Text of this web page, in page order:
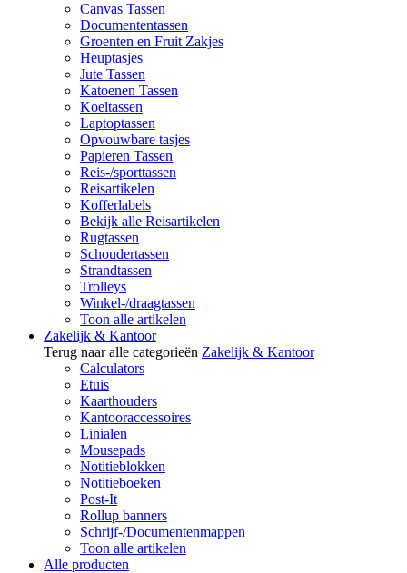
Canvas Tassen
Documententassen
Groenten en Fruit Zakjes
Heuptasjes
Jute Tassen
Katoenen Tassen
Koeltassen
Laptoptassen
Opvouwbare tasjes
Papieren Tassen
Reis-/sporttassen
Reisartikelen
Kofferlabels
Bekijk alle Reisartikelen
Rugtassen
Schoudertassen
Strandtassen
Trolleys
Winkel-/draagtassen
Toon alle artikelen
Zakelijk & Kantoor
Terug naar alle categorieën Zakelijk & Kantoor
Calculators
Etuis
Kaarthouders
Kantooraccessoires
Linialen
Mousepads
Notitieblokken
Notitieboeken
Post-It
Rollup banners
Schrijf-/Documentenmappen
Toon alle artikelen
Alle producten